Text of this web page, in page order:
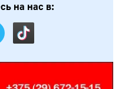
на нас в: